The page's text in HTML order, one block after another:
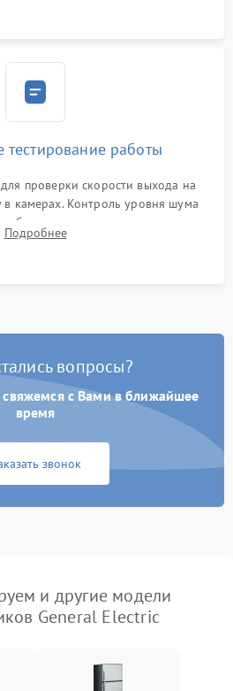
тестирование работы
проверки скорости выхода на
в камерах. Контроль уровня шума
обмерзания стенок и корректного
автоматической оттайки.
Подробнее
вопросы?
свяжемся с Вами в ближайшее
время
звонок
и другие модели
General Electric